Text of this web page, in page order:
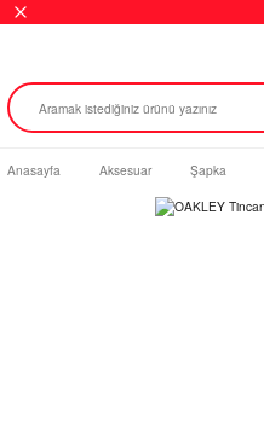
Anasayfa Aksesuar Şapka